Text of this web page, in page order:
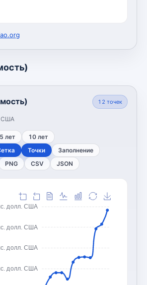
США
12 точек
5 лет 10 лет
Точки Заполнение
PNG CSV JSON
долл. США
долл. США
долл. США
долл. США